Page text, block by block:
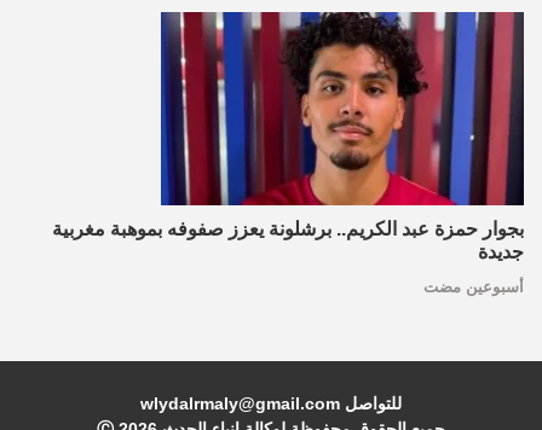
بجوار حمزة عبد الكريم.. برشلونة يعزز صفوفه بموهبة مغربية
جديدة
أسبوعين مضت
للتواصل wlydalrmaly@gmail.com